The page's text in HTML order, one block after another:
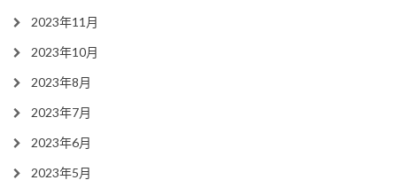
2023年11月
2023年10月
2023年8月
2023年7月
2023年6月
2023年5月